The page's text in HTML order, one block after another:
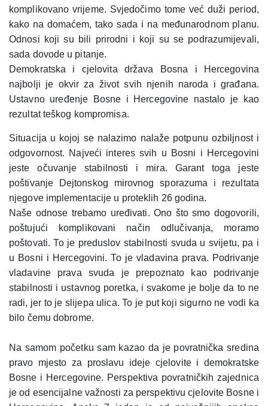
komplikovano vrijeme. Svjedočimo tome već duži period,
kako na domaćem, tako sada i na međunarodnom planu.
Odnosi koji su bili prirodni i koji su se podrazumijevali,
sada dovode u pitanje.
Demokratska i cjelovita država Bosna i Hercegovina
najbolji je okvir za život svih njenih naroda i građana.
Ustavno uređenje Bosne i Hercegovine nastalo je kao
rezultat teškog kompromisa.
Situacija u kojoj se nalazimo nalaže potpunu ozbiljnost i
odgovornost. Najveći interes svih u Bosni i Hercegovini
jeste očuvanje stabilnosti i mira. Garant toga jeste
poštivanje Dejtonskog mirovnog sporazuma i rezultata
njegove implementacije u proteklih 26 godina.
Naše odnose trebamo uređivati. Ono što smo dogovorili,
poštujući komplikovani način odlučivanja, moramo
poštovati. To je preduslov stabilnosti svuda u svijetu, pa i
u Bosni i Hercegovini. To je vladavina prava. Podrivanje
vladavine prava svuda je prepoznato kao podrivanje
stabilnosti i ustavnog poretka, i svakome je bolje da to ne
radi, jer to je slijepa ulica. To je put koji sigurno ne vodi ka
bilo čemu dobrome.
Na samom početku sam kazao da je povratnička sredina
pravo mjesto za proslavu ideje cjelovite i demokratske
Bosne i Hercegovine. Perspektiva povratničkih zajednica
je od esencijalne važnosti za perspektivu cjelovite Bosne i